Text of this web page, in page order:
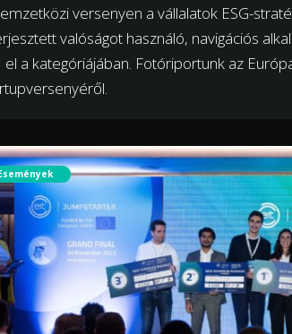
versenyen a vállalatok ESG-
valóságot használó, navigációs
a kategóriájában. Fotóriportunk az